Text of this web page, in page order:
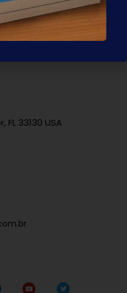
1327-4o.and-Itaim Bibi-
33130 USA